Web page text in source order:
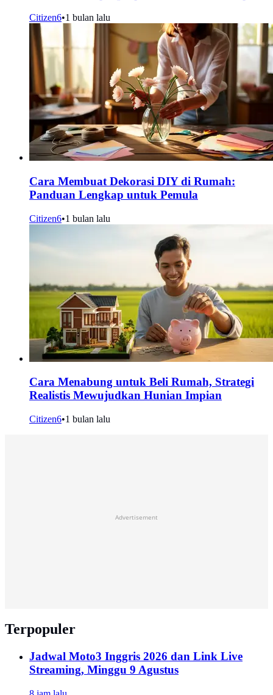
Citizen6•1 bulan lalu
Cara Membuat Dekorasi DIY di Rumah:
Panduan Lengkap untuk Pemula
Citizen6•1 bulan lalu
Cara Menabung untuk Beli Rumah, Strategi
Realistis Mewujudkan Hunian Impian
Citizen6•1 bulan lalu
Advertisement
Terpopuler
Jadwal Moto3 Inggris 2026 dan Link Live
Streaming, Minggu 9 Agustus